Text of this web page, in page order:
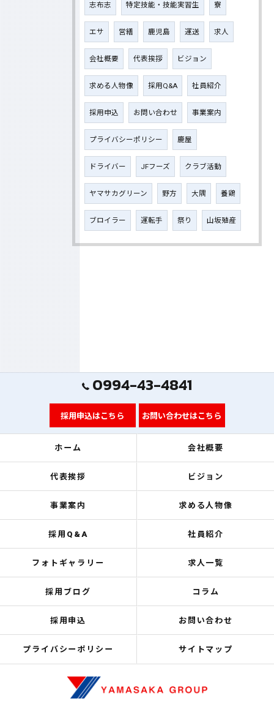
志布志 特定技能・技能実習生 寮
エサ 営繕 鹿児島 運送 求人
会社概要 代表挨拶 ビジョン
求める人物像 採用Q&A 社員紹介
採用申込 お問い合わせ 事業案内
プライバシーポリシー 鹿屋
ドライバー JFフーズ クラブ活動
ヤマサカグリーン 野方 大隅 養鶏
ブロイラー 運転手 祭り 山坂殖産
0994-43-4841
採用申込はこちら お問い合わせはこちら
ホーム 会社概要
代表挨拶 ビジョン
事業案内 求める人物像
採用Q&A 社員紹介
フォトギャラリー 求人一覧
採用ブログ コラム
採用申込 お問い合わせ
プライバシーポリシー サイトマップ